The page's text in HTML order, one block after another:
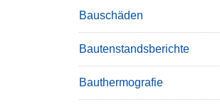
Bauschäden
Bautenstandsberichte
Bauthermografie